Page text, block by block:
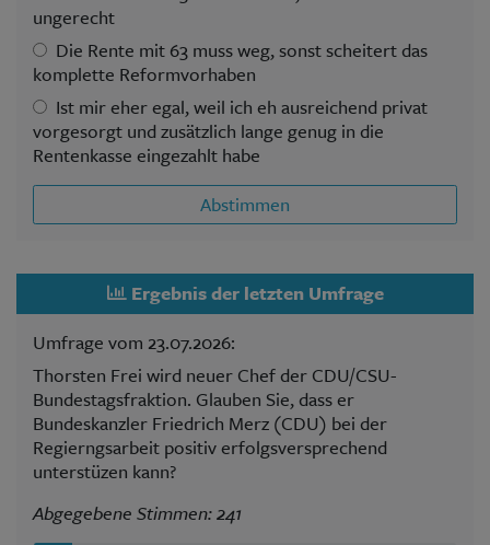
ungerecht
Die Rente mit 63 muss weg, sonst scheitert das
komplette Reformvorhaben
Ist mir eher egal, weil ich eh ausreichend privat
vorgesorgt und zusätzlich lange genug in die
Rentenkasse eingezahlt habe
Abstimmen
Ergebnis der letzten Umfrage
Umfrage vom 23.07.2026:
Thorsten Frei wird neuer Chef der CDU/CSU-
Bundestagsfraktion. Glauben Sie, dass er
Bundeskanzler Friedrich Merz (CDU) bei der
Regierngsarbeit positiv erfolgsversprechend
unterstüzen kann?
Abgegebene Stimmen: 241